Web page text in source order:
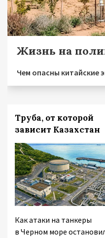
Жизнь на
Чем опасны китайские
Труба, от которой
зависит Казахстан
Как атаки на танкеры
в Черном море